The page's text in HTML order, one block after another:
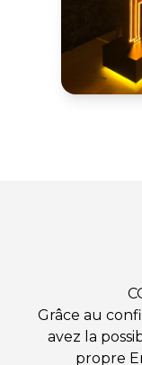
Grâce au
avez la
propre